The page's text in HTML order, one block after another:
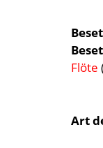
Flöte
Art